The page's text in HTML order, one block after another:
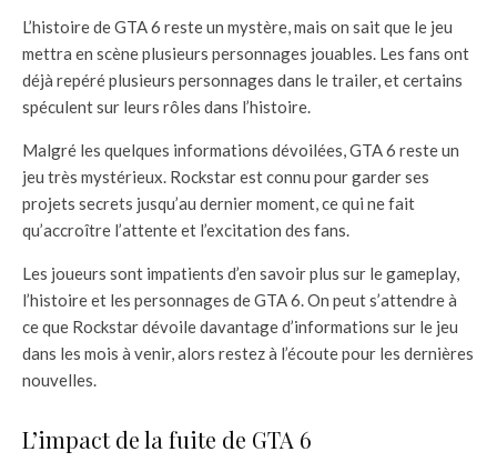
L’histoire de GTA 6 reste un mystère, mais on sait que le jeu
mettra en scène plusieurs personnages jouables. Les fans ont
déjà repéré plusieurs personnages dans le trailer, et certains
spéculent sur leurs rôles dans l’histoire.
Malgré les quelques informations dévoilées, GTA 6 reste un
jeu très mystérieux. Rockstar est connu pour garder ses
projets secrets jusqu’au dernier moment, ce qui ne fait
qu’accroître l’attente et l’excitation des fans.
Les joueurs sont impatients d’en savoir plus sur le gameplay,
l’histoire et les personnages de GTA 6. On peut s’attendre à
ce que Rockstar dévoile davantage d’informations sur le jeu
dans les mois à venir, alors restez à l’écoute pour les dernières
nouvelles.
L’impact de la fuite de GTA 6